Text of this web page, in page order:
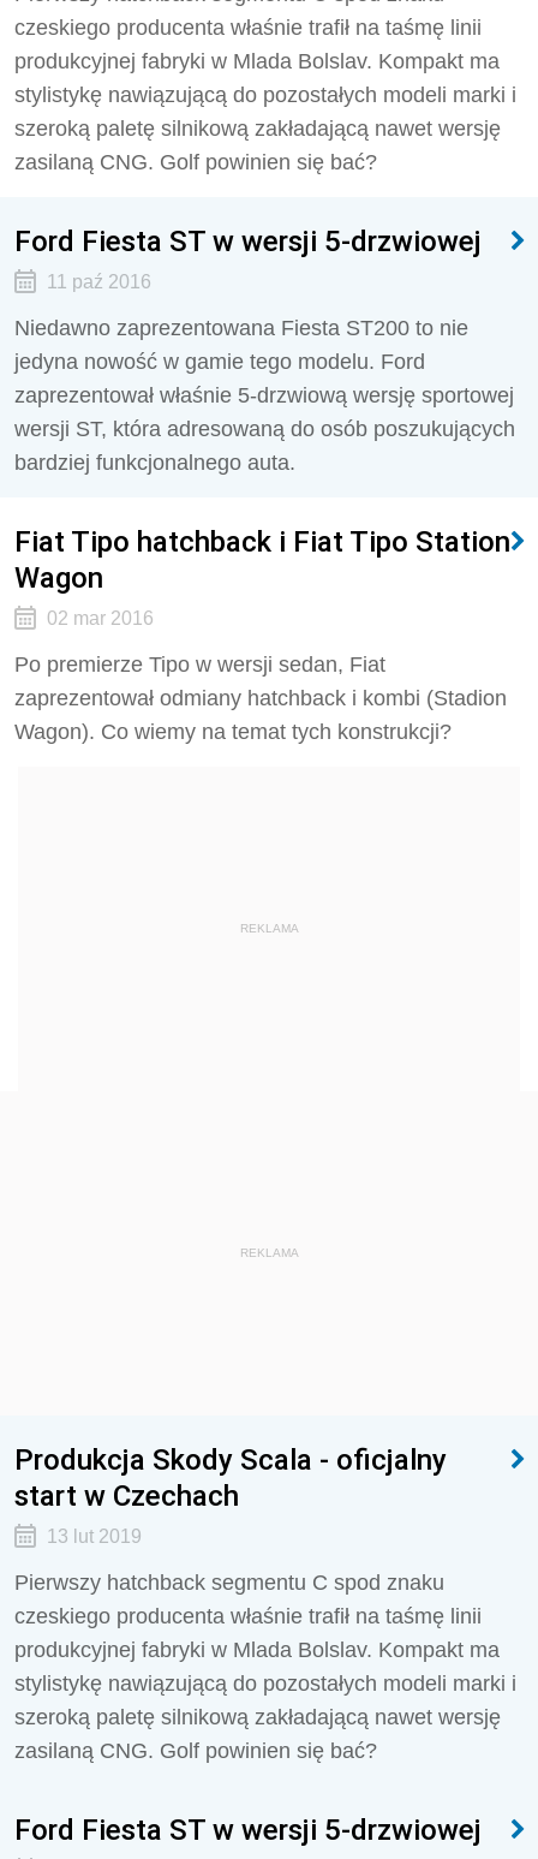
czeskiego producenta właśnie trafił na taśmę linii
produkcyjnej fabryki w Mlada Bolslav. Kompakt ma
stylistykę nawiązującą do pozostałych modeli marki i
szeroką paletę silnikową zakładającą nawet wersję
zasilaną CNG. Golf powinien się bać?
Ford Fiesta ST w wersji 5-drzwiowej
11 paź 2016
Niedawno zaprezentowana Fiesta ST200 to nie
jedyna nowość w gamie tego modelu. Ford
zaprezentował właśnie 5-drzwiową wersję sportowej
wersji ST, która adresowaną do osób poszukujących
bardziej funkcjonalnego auta.
Fiat Tipo hatchback i Fiat Tipo Station
Wagon
02 mar 2016
Po premierze Tipo w wersji sedan, Fiat
zaprezentował odmiany hatchback i kombi (Stadion
Wagon). Co wiemy na temat tych konstrukcji?
REKLAMA
REKLAMA
Produkcja Skody Scala - oficjalny
start w Czechach
13 lut 2019
Pierwszy hatchback segmentu C spod znaku
czeskiego producenta właśnie trafił na taśmę linii
produkcyjnej fabryki w Mlada Bolslav. Kompakt ma
stylistykę nawiązującą do pozostałych modeli marki i
szeroką paletę silnikową zakładającą nawet wersję
zasilaną CNG. Golf powinien się bać?
Ford Fiesta ST w wersji 5-drzwiowej